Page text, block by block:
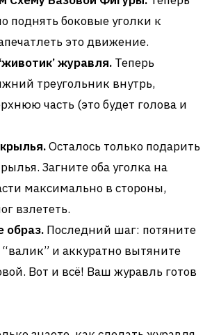
поднять боковые уголки к
это движение.
журавля. Теперь
треугольник внутрь,
часть (это будет голова и
Осталось только подарить
Загните оба уголка на
максимально в стороны,
взлететь.
образ. Последний шаг: потяните
и аккуратно вытяните
Вот и всё! Ваш журавль готов